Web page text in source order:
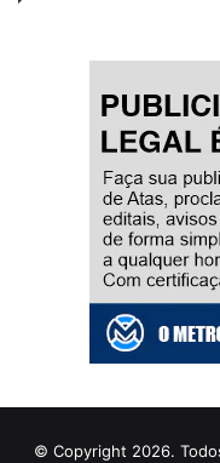
© Copyright 2026.